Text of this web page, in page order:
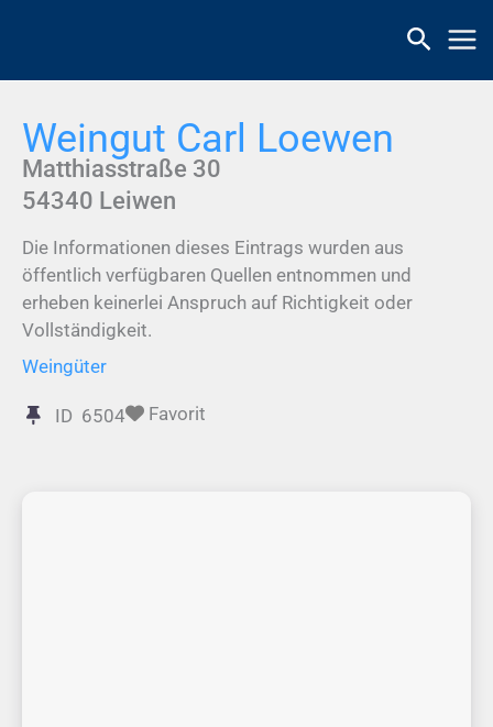
Weingut Carl Loewen
Matthiasstraße 30
54340 Leiwen
Die Informationen dieses Eintrags wurden aus
öffentlich verfügbaren Quellen entnommen und
erheben keinerlei Anspruch auf Richtigkeit oder
Vollständigkeit.
Weingüter
ID 6504 Favorit